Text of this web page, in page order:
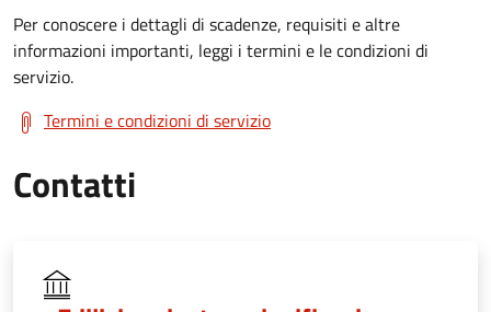
Per conoscere i dettagli di scadenze, requisiti e altre
informazioni importanti, leggi i termini e le condizioni di
servizio.
Termini e condizioni di servizio
Contatti